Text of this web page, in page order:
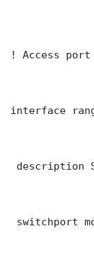
! Access
interface
description
switchport